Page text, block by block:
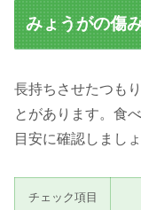
みょうがの傷
長持ちさせたつも
とがあります。食
目安に確認しましょ
チェック項目